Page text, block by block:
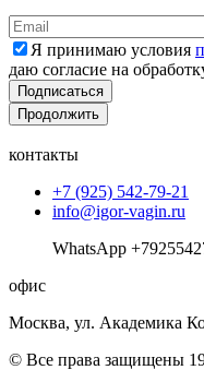
Я принимаю условия
даю согласие на
Подписаться
Продолжить
контакты
+7 (925) 542-79-21
info@igor-vagin.ru
WhatsApp
офис
Москва, ул. Академика
© Все права защищены